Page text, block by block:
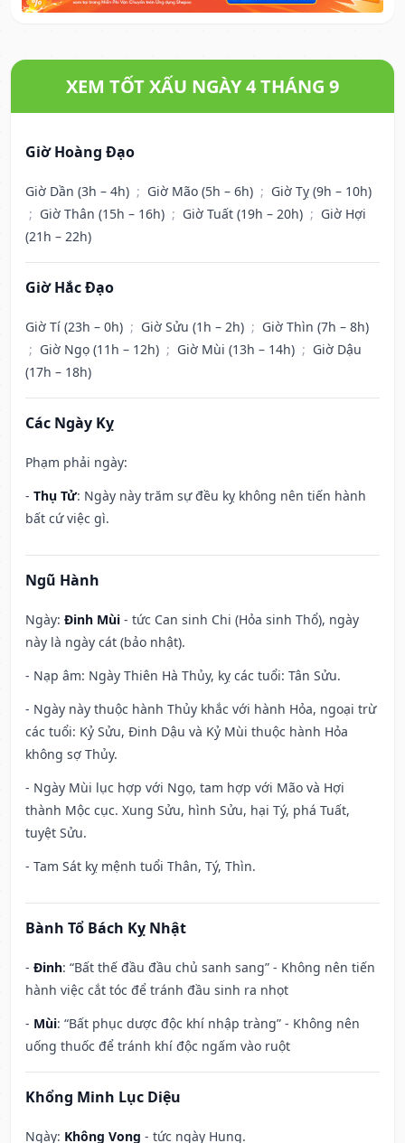
XEM TỐT XẤU NGÀY 4 THÁNG 9
Giờ Hoàng Đạo
Giờ Dần (3h – 4h) ; Giờ Mão (5h – 6h) ; Giờ Tỵ (9h – 10h)
; Giờ Thân (15h – 16h) ; Giờ Tuất (19h – 20h) ; Giờ Hợi
(21h – 22h)
Giờ Hắc Đạo
Giờ Tí (23h – 0h) ; Giờ Sửu (1h – 2h) ; Giờ Thìn (7h – 8h)
; Giờ Ngọ (11h – 12h) ; Giờ Mùi (13h – 14h) ; Giờ Dậu
(17h – 18h)
Các Ngày Kỵ
Phạm phải ngày:
- Thụ Tử: Ngày này trăm sự đều kỵ không nên tiến hành
bất cứ việc gì.
Ngũ Hành
Ngày: Đinh Mùi - tức Can sinh Chi (Hỏa sinh Thổ), ngày
này là ngày cát (bảo nhật).
- Nạp âm: Ngày Thiên Hà Thủy, kỵ các tuổi: Tân Sửu.
- Ngày này thuộc hành Thủy khắc với hành Hỏa, ngoại trừ
các tuổi: Kỷ Sửu, Đinh Dậu và Kỷ Mùi thuộc hành Hỏa
không sợ Thủy.
- Ngày Mùi lục hợp với Ngọ, tam hợp với Mão và Hợi
thành Mộc cục. Xung Sửu, hình Sửu, hại Tý, phá Tuất,
tuyệt Sửu.
- Tam Sát kỵ mệnh tuổi Thân, Tý, Thìn.
Bành Tổ Bách Kỵ Nhật
- Đinh: “Bất thế đầu đầu chủ sanh sang” - Không nên tiến
hành việc cắt tóc để tránh đầu sinh ra nhọt
- Mùi: “Bất phục dược độc khí nhập tràng” - Không nên
uống thuốc để tránh khí độc ngấm vào ruột
Khổng Minh Lục Diệu
Ngày: Không Vong - tức ngày Hung.